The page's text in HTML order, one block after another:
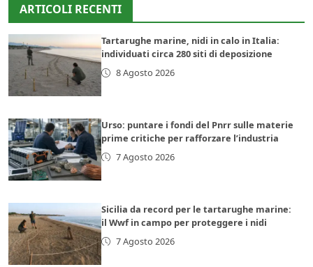
ARTICOLI RECENTI
Tartarughe marine, nidi in calo in Italia:
individuati circa 280 siti di deposizione
8 Agosto 2026
Urso: puntare i fondi del Pnrr sulle materie
prime critiche per rafforzare l’industria
7 Agosto 2026
Sicilia da record per le tartarughe marine:
il Wwf in campo per proteggere i nidi
7 Agosto 2026